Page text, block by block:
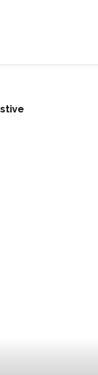
parata de